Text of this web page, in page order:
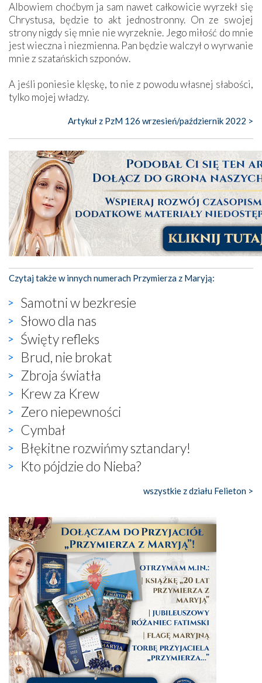
Albowiem choćbym ja sam nawet całkowicie wyrzekł się
Chrystusa, będzie to akt jednostronny. On ze swojej
strony nigdy się mnie nie wyrzeknie. Jego miłość do mnie
jest wieczna i niezmienna. Pan będzie walczył o wyrwanie
mnie z szatańskich szponów.
A jeśli poniesie klęskę, to nie z powodu własnej słabości,
tylko mojej władzy.
Artykuł z PzM 126 wrzesień/październik 2022 >
Czytaj także w innych numerach Przymierza z Maryją:
Samotni w bezkresie
Słowo dla nas
Święty refleks
Brud, nie brokat
Zbroja światła
Krew za Krew
Zero niepewności
Cymbał
Błękitne rozwińmy sztandary!
Kto pójdzie do Nieba?
wszystkie z działu Felieton >